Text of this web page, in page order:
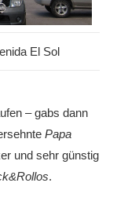
El Sol
– gabs dann
Papa
und sehr günstig
.